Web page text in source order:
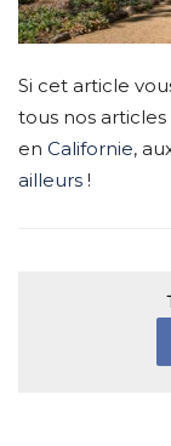
Si cet article
tous nos
en Californie,
ailleurs !